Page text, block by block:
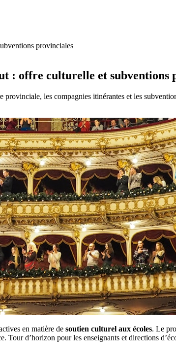
provinciales
: offre culturelle et subventions
les compagnies itinérantes et les
en matière de soutien culturel aux écoles. Le
d’horizon pour les enseignants et directions